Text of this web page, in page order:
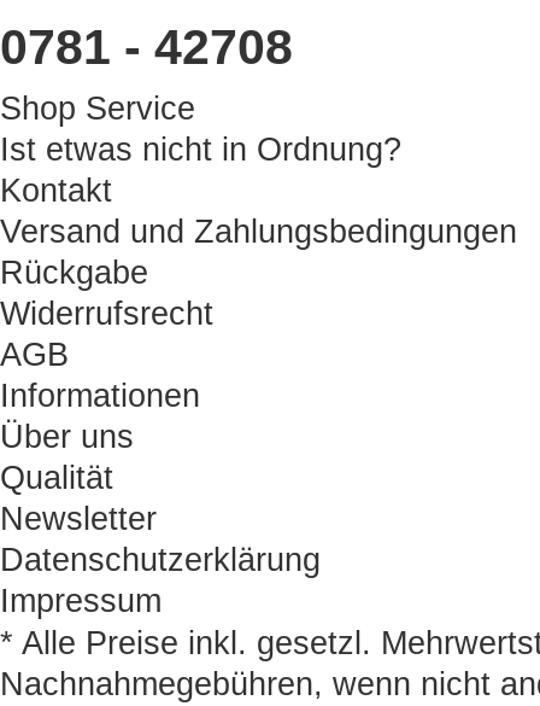
0781 - 42708
Shop Service
Ist etwas nicht in Ordnung?
Kontakt
Versand und Zahlungsbedingungen
Rückgabe
Widerrufsrecht
AGB
Informationen
Über uns
Qualität
Newsletter
Datenschutzerklärung
Impressum
* Alle Preise inkl. gesetzl.
Nachnahmegebühren, wenn nicht